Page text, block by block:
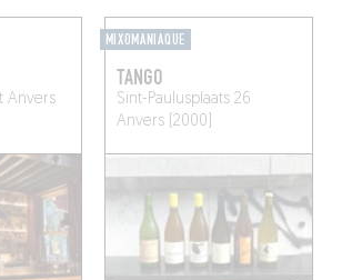
Anvers
MIXOMANIAQUE
TANGO
Sint-Paulusplaats 26
Anvers (2000)